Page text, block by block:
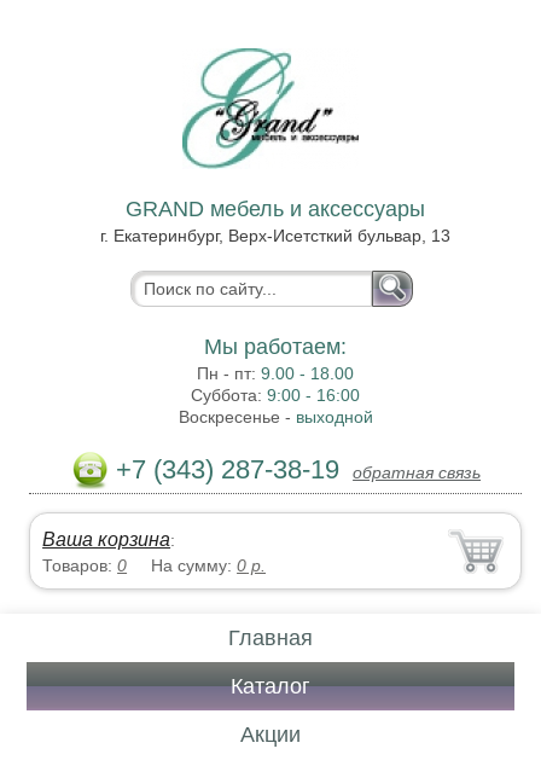
GRAND мебель и аксессуары
г. Екатеринбург, Верх-Исетсткий бульвар, 13
Мы работаем:
Пн - пт:9.00 - 18.00
Суббота:9:00 - 16:00
Воскресенье - выходной
+7 (343) 287-38-19 обратная связь
Ваша корзина:
Товаров:0 На сумму:0 р.
Главная
Каталог
Акции